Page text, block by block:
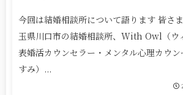
今回は結婚相談所について語ります 皆さ
玉県川口市の結婚相談所、With Owl（ウ
表婚活カウンセラー・メンタル心理カウ
すみ）...